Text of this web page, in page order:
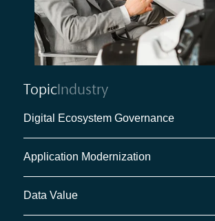
TopicIndustry
Digital Ecosystem Governance
Application Modernization
Data Value